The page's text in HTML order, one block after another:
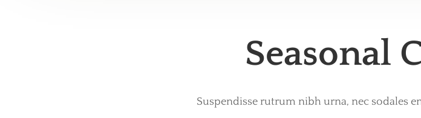
Seasonal
Suspendisse rutrum nibh urna, nec sodales